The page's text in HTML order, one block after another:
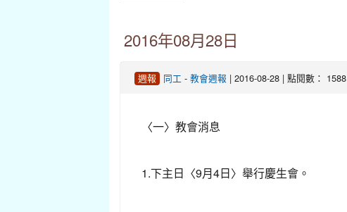
2016年08月28日
週報 同工 - 教會週報 | 2016-08-28 | 點閱數： 1588
〈一〉教會消息
1.下主日〈9月4日〉舉行慶生會。